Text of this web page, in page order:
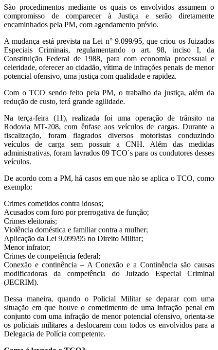
São procedimentos mediante os quais os envolvidos assumem o
compromisso de comparecer à Justiça e serão diretamente
encaminhados pela PM, com agendamento prévio.
A mudança está prevista na Lei n° 9.099/95, que criou os Juizados
Especiais Criminais, regulamentando o art. 98, inciso I, da
Constituição Federal de 1988, para com economia processual e
celeridade, oferecer ao cidadão, vítima de infrações penais de menor
potencial ofensivo, uma justiça com qualidade e rapidez.
Com o TCO sendo feito pela PM, o trabalho da justiça, além da
redução de custo, terá grande agilidade.
Na terça-feira (11), realizada foi uma operação de trânsito na
Rodovia MT-208, com ênfase aos veículos de cargas. Durante a
fiscalização, foram flagrados diversos motoristas conduzindo
veículos de carga sem possuir a CNH. Além das medidas
administrativas, foram lavrados 09 TCO´s para os condutores desses
veículos.
De acordo com a PM, há casos em que não se aplica o TCO, como
exemplo:
Crimes cometidos contra idosos;
Acusados com foro por prerrogativa de função;
Crimes eleitorais;
Violência doméstica e familiar contra a mulher;
Aplicação da Lei 9.099/95 no Direito Militar;
Menor infrator;
Crimes de competência federal;
Conexão e continência – A Conexão e a Continência são causas
modificadoras da competência do Juizado Especial Criminal
(JECRIM).
Dessa maneira, quando o Policial Militar se deparar com uma
situação em que houve o cometimento de uma infração penal em
conjunto com uma infração de menor potencial ofensivo, orienta-se
os policiais militares a deslocarem com todos os envolvidos para a
Delegacia de Polícia competente.